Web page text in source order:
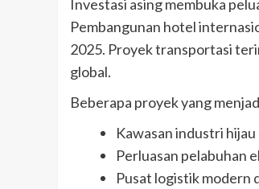
Investasi asing membuka
Pembangunan hotel
2025. Proyek transportasi
global.
Beberapa proyek yang
Kawasan industri
Perluasan pelabuhan
Pusat logistik modern